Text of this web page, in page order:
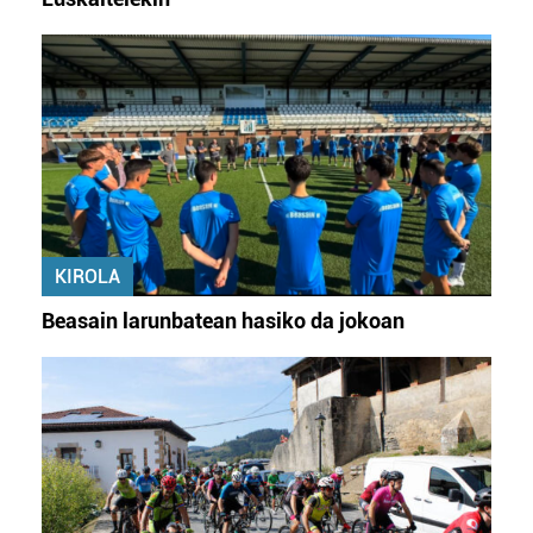
KIROLA
Beasain larunbatean hasiko da jokoan